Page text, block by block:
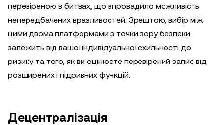
перевіреною в битвах, що впровадило можливість
непередбачених вразливостей. Зрештою, вибір між
цими двома платформами з точки зору безпеки
залежить від вашої індивідуальної схильності до
ризику та того, як ви оцінюєте перевірений запис від
розширених і підривних функцій.
Децентралізація